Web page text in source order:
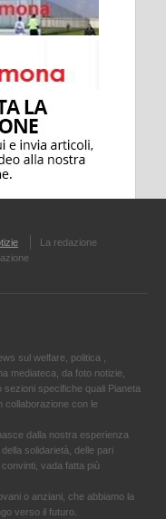
La redazione
sul welfare, politica ,
mediateca, da foto notizie,
specifiche quali Pianeta
collaborazione con le
dalla nostra esperienza
solidarietà, delle pari
vada fatta più
o anziani, che abbiamo la
verso il futuro.